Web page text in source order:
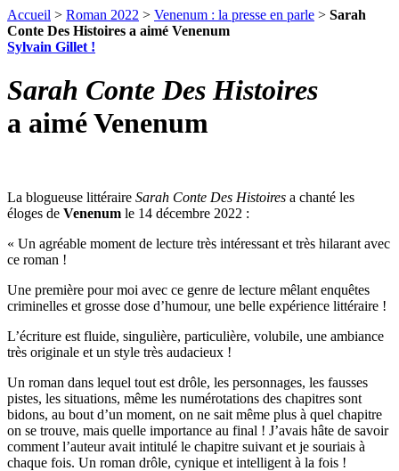
Accueil > Roman 2022 > Venenum : la presse en parle > Sarah
Conte Des Histoires a aimé Venenum
Sylvain Gillet !
Sarah Conte Des Histoires
a aimé Venenum
La blogueuse littéraire Sarah Conte Des Histoires a chanté les
éloges de Venenum le 14 décembre 2022 :
« Un agréable moment de lecture très intéressant et très hilarant avec
ce roman !
Une première pour moi avec ce genre de lecture mêlant enquêtes
criminelles et grosse dose d’humour, une belle expérience littéraire !
L’écriture est fluide, singulière, particulière, volubile, une ambiance
très originale et un style très audacieux !
Un roman dans lequel tout est drôle, les personnages, les fausses
pistes, les situations, même les numérotations des chapitres sont
bidons, au bout d’un moment, on ne sait même plus à quel chapitre
on se trouve, mais quelle importance au final ! J’avais hâte de savoir
comment l’auteur avait intitulé le chapitre suivant et je souriais à
chaque fois. Un roman drôle, cynique et intelligent à la fois !